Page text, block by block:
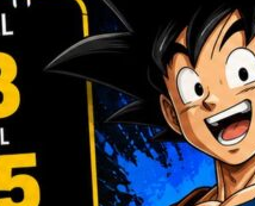
0,9 kg